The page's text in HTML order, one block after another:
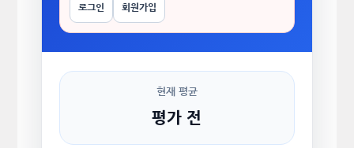
로그인 회원가입
현재 평균
평가 전